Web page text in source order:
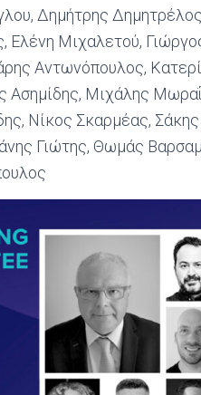
Δημήτρης
Ελένη Μιχαλετού,
Αντωνόπουλος,
Ασημίδης, Μιχάλης
Νίκος Σκαρμέας,
Γιώτης, Θωμάς